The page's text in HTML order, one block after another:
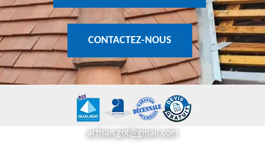
CONTACTEZ-NOUS
artisan.got@gmail.com